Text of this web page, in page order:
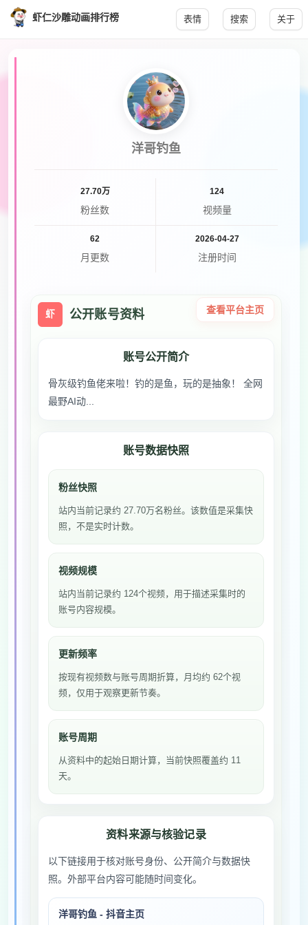
虾仁沙雕动画排行榜 表情 搜索 关于
洋哥钓鱼
27.70万
粉丝数
124
视频量
62
月更数
2026-04-27
注册时间
虾 公开账号资料 查看平台主页
账号公开简介
骨灰级钓鱼佬来啦！钓的是鱼，玩的是抽象！ 全网
最野AI动...
账号数据快照
粉丝快照
站内当前记录约 27.70万名粉丝。该数值是采集快
照，不是实时计数。
视频规模
站内当前记录约 124个视频，用于描述采集时的
账号内容规模。
更新频率
按现有视频数与账号周期折算，月均约 62个视
频，仅用于观察更新节奏。
账号周期
从资料中的起始日期计算，当前快照覆盖约 11
天。
资料来源与核验记录
以下链接用于核对账号身份、公开简介与数据快
照。外部平台内容可能随时间变化。
洋哥钓鱼 - 抖音主页